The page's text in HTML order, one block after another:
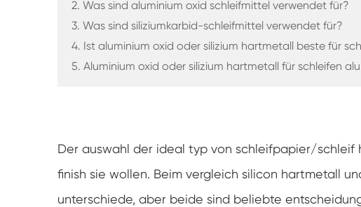
2. Was sind aluminium oxid schleifmittel verwendet für?
3. Was sind siliziumkarbid-schleifmittel verwendet für?
4. Ist aluminium oxid oder silizium hartmetall beste für
5. Aluminium oxid oder silizium hartmetall für schleifen
Der auswahl der ideal typ von schleifpapier/
finish sie wollen. Beim vergleich silicon hartmetall
unterschiede, aber beide sind beliebte